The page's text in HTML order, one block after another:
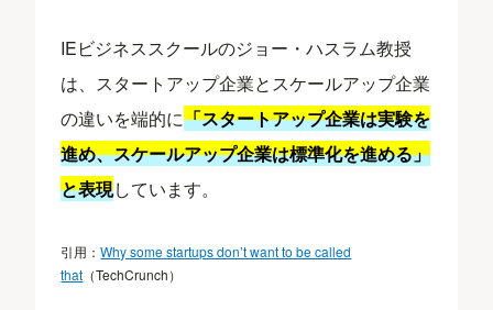
IEビジネススクールのジョー・ハスラム教授
は、スタートアップ企業とスケールアップ企業
の違いを端的に「スタートアップ企業は実験を
進め、スケールアップ企業は標準化を進める」
と表現しています。
引用：Why some startups don’t want to be called
that （TechCrunch）